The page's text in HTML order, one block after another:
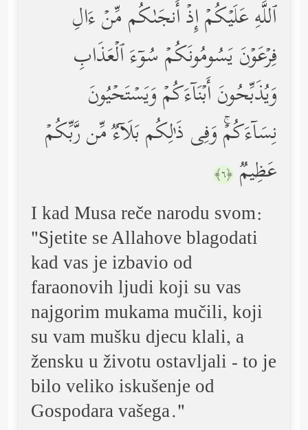
ٱللَّهِ عَلَیۡكُمۡ إِذۡ أَنجَىٰكُم مِّنۡ ءَالِ
فِرۡعَوۡنَ یَسُومُونَكُمۡ سُوۤءَ ٱلۡعَذَابِ
وَیُذَبِّحُونَ أَبۡنَاۤءَكُمۡ وَیَسۡتَحۡیُونَ
نِسَاۤءَكُمۡۚ وَفِی ذَ ٰ⁠لِكُم بَلَاۤءࣱ مِّن رَّبِّكُمۡ
عَظِیمࣱ ﴿٦﴾
I kad Musa reče narodu svom:
"Sjetite se Allahove blagodati
kad vas je izbavio od
faraonovih ljudi koji su vas
najgorim mukama mučili, koji
su vam mušku djecu klali, a
žensku u životu ostavljali - to je
bilo veliko iskušenje od
Gospodara vašega."